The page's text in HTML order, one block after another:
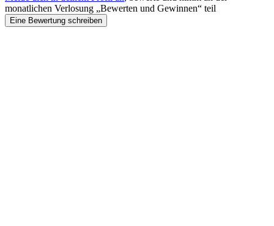
monatlichen Verlosung „Bewerten und Gewinnen“ teil
Eine Bewertung schreiben